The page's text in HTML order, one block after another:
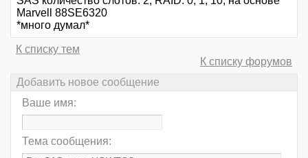
Marvell 88SE6320
*много думал*
К списку тем
К списку форумов
Добавить новое сообщение
Ваше имя:
Тема сообщения: